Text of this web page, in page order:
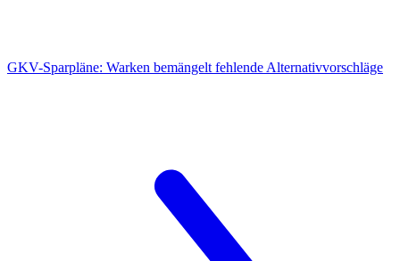
GKV-Sparpläne: Warken bemängelt fehlende Alternativvorschläge